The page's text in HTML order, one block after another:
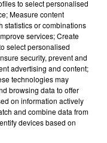
Puth pour une
une pause après
to select personalised
Measure content
statistics or combinations
services; Create
select personalised
security, prevent and
advertising and content;
technologies may
browsing data to offer
on information actively
and combine data from
devices based on